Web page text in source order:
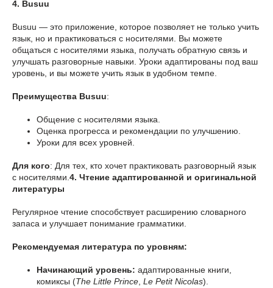
4. Busuu
Busuu — это приложение, которое позволяет не только учить
язык, но и практиковаться с носителями. Вы можете
общаться с носителями языка, получать обратную связь и
улучшать разговорные навыки. Уроки адаптированы под ваш
уровень, и вы можете учить язык в удобном темпе.
Преимущества Busuu:
Общение с носителями языка.
Оценка прогресса и рекомендации по улучшению.
Уроки для всех уровней.
Для кого: Для тех, кто хочет практиковать разговорный язык
с носителями. 4. Чтение адаптированной и оригинальной
литературы
Регулярное чтение способствует расширению словарного
запаса и улучшает понимание грамматики.
Рекомендуемая литература по уровням:
Начинающий уровень: адаптированные книги,
комиксы (The Little Prince Le Petit Nicolas).